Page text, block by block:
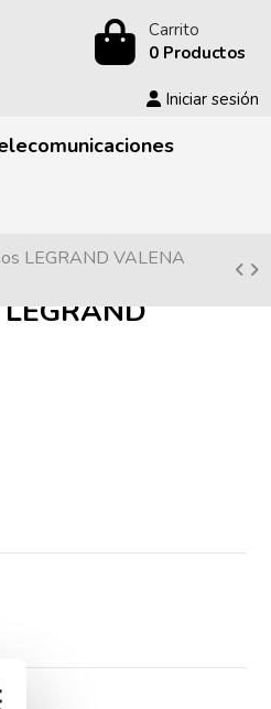
Carrito
0 Productos
Iniciar sesión
LEGRAND VALENA